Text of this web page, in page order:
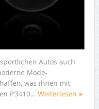
Autos auch
Mode-
was ihnen mit
P’3410... Weiterlesen